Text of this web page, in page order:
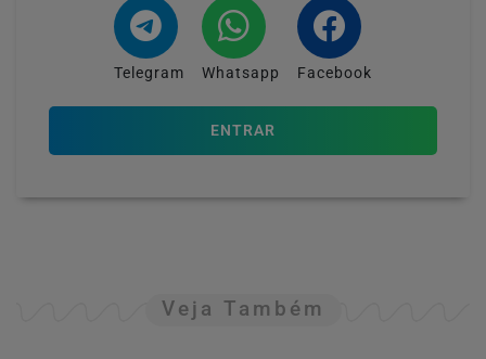
Telegram Whatsapp Facebook
ENTRAR
Veja Também